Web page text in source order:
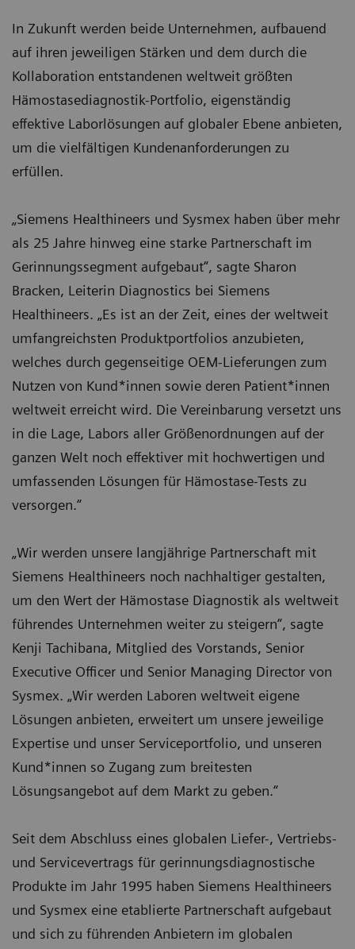
In Zukunft werden beide Unternehmen, aufbauend
auf ihren jeweiligen Stärken und dem durch die
Kollaboration entstandenen weltweit größten
Hämostasediagnostik-Portfolio, eigenständig
effektive Laborlösungen auf globaler Ebene anbieten,
um die vielfältigen Kundenanforderungen zu
erfüllen.
„Siemens Healthineers und Sysmex haben über mehr
als 25 Jahre hinweg eine starke Partnerschaft im
Gerinnungssegment aufgebaut“, sagte Sharon
Bracken, Leiterin Diagnostics bei Siemens
Healthineers. „Es ist an der Zeit, eines der weltweit
umfangreichsten Produktportfolios anzubieten,
welches durch gegenseitige OEM-Lieferungen zum
Nutzen von Kund*innen sowie deren Patient*innen
weltweit erreicht wird. Die Vereinbarung versetzt uns
in die Lage, Labors aller Größenordnungen auf der
ganzen Welt noch effektiver mit hochwertigen und
umfassenden Lösungen für Hämostase-Tests zu
versorgen.“
„Wir werden unsere langjährige Partnerschaft mit
Siemens Healthineers noch nachhaltiger gestalten,
um den Wert der Hämostase Diagnostik als weltweit
führendes Unternehmen weiter zu steigern“, sagte
Kenji Tachibana, Mitglied des Vorstands, Senior
Executive Officer und Senior Managing Director von
Sysmex. „Wir werden Laboren weltweit eigene
Lösungen anbieten, erweitert um unsere jeweilige
Expertise und unser Serviceportfolio, und unseren
Kund*innen so Zugang zum breitesten
Lösungsangebot auf dem Markt zu geben.“
Seit dem Abschluss eines globalen Liefer-, Vertriebs-
und Servicevertrags für gerinnungsdiagnostische
Produkte im Jahr 1995 haben Siemens Healthineers
und Sysmex eine etablierte Partnerschaft aufgebaut
und sich zu führenden Anbietern im globalen